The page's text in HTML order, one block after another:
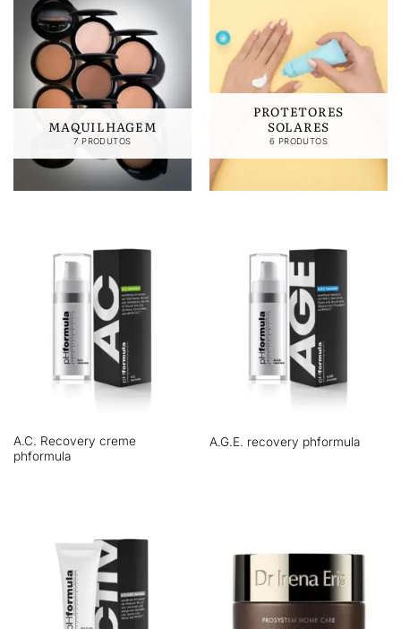
MAQUILHAGEM
7 PRODUTOS
PROTETORES
SOLARES
6 PRODUTOS
A.C. Recovery creme
phformula
A.G.E. recovery phformula